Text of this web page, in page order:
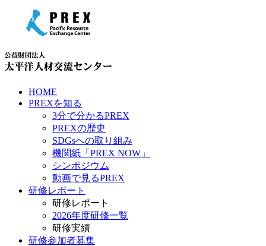
HOME
PREXを知る
3分で分かるPREX
PREXの歴史
SDGsへの取り組み
機関紙「PREX NOW」
シンポジウム
動画で見るPREX
研修レポート
研修レポート
2026年度研修一覧
研修実績
研修参加者募集